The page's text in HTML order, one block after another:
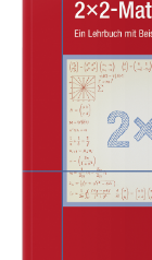
Als
für den
können.
von